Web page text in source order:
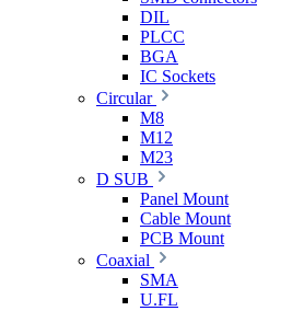
DIL
PLCC
BGA
IC Sockets
Circular
M8
M12
M23
D SUB
Panel Mount
Cable Mount
PCB Mount
Coaxial
SMA
U.FL